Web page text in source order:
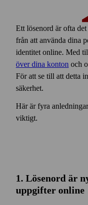
Ett lösenord är ofta
från att använda dina
identitet online. Med
över dina konton och
För att se till att detta
säkerhet.
Här är fyra
viktigt.
1. Lösen­ord är
uppgifter online